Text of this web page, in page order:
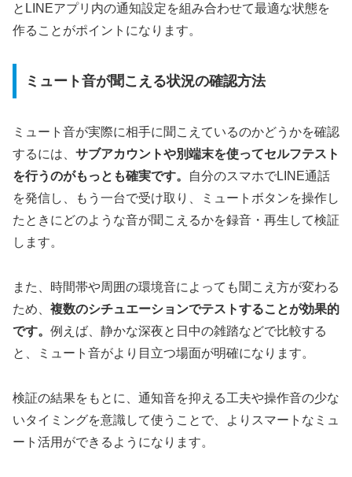
とLINEアプリ内の通知設定を組み合わせて最適な状態を
作ることがポイントになります。
ミュート音が聞こえる状況の確認方法
ミュート音が実際に相手に聞こえているのかどうかを確認
するには、 サブアカウントや別端末を使ってセルフテスト
を行うのがもっとも確実です。
自分のスマホでLINE通話
を発信し、もう一台で受け取り、ミュートボタンを操作し
たときにどのような音が聞こえるかを録音・再生して検証
します。
また、時間帯や周囲の環境音によっても聞こえ方が変わる
ため、 複数のシチュエーションでテストすることが効果的
です。 例えば、静かな深夜と日中の雑踏などで比較する
と、ミュート音がより目立つ場面が明確になります。
検証の結果をもとに、通知音を抑える工夫や操作音の少な
いタイミングを意識して使うことで、よりスマートなミュ
ート活用ができるようになります。